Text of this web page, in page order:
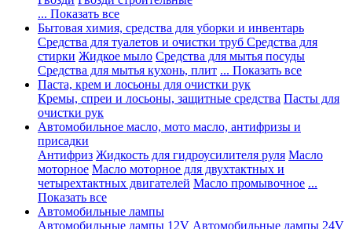
... Показать все
Бытовая химия, средства для уборки и инвентарь
Средства для туалетов и очистки труб Средства для
стирки Жидкое мыло Средства для мытья посуды
Средства для мытья кухонь, плит ... Показать все
Паста, крем и лосьоны для очистки рук
Кремы, спреи и лосьоны, защитные средства Пасты для
очистки рук
Автомобильное масло, мото масло, антифризы и
присадки
Антифриз Жидкость для гидроусилителя руля Масло
моторное Масло моторное для двухтактных и
четырехтактных двигателей Масло промывочное ...
Показать все
Автомобильные лампы
Автомобильные лампы 12V Автомобильные лампы 24V